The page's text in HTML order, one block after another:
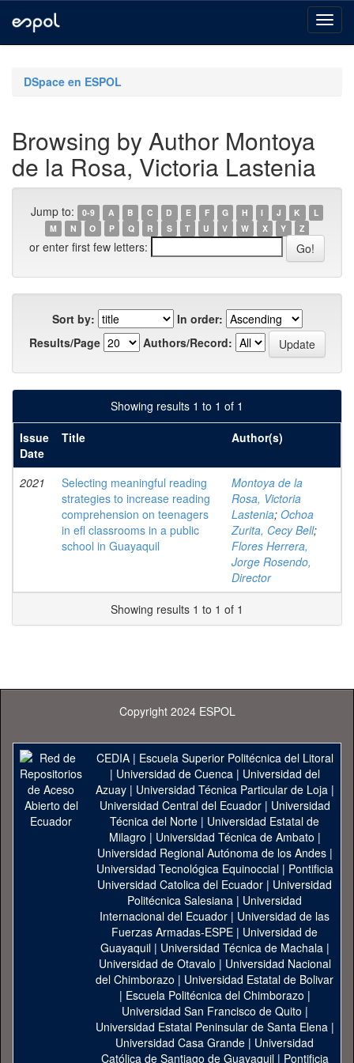
navigationDSpace en ESPOL
Browsing by Author Montoya
de la Rosa, Victoria Lastenia
Jump to: 0-9 A B C D E F G H I J K
L
M
N O P Q R S T U V W X Y Z
or enter first few letters:
Sort by:
In order:
Results/Page
Authors/Record:
Showing results 1 to 1 of 1
Issue
Date
Title Author(s)
2021
Selecting meaningful reading
strategies to increase reading
comprehension on teenagers
in efl classrooms in a public
school in Guayaquil
Montoya de la
Rosa, Victoria
Lastenia; Ochoa
Zurita, Cecy Bell;
Flores Herrera,
Jorge Rosendo,
Director
Showing results 1 to 1 of 1
Copyright 2024 ESPOL
CEDIA| Escuela Superior Politécnica del Litoral
| Universidad de Cuenca| Universidad del
Azuay| Universidad Técnica Particular de Loja|
Universidad Central del Ecuador| Universidad
Técnica del Norte | Universidad Estatal de
Milagro | Universidad Técnica de Ambato |
Universidad Regional Autónoma de los Andes|
Universidad Tecnológica Equinoccial| Pontificia
Universidad Catolica del Ecuador | Universidad
Politécnica Salesiana | Universidad
Internacional del Ecuador | Universidad de las
Fuerzas Armadas-ESPE | Universidad de
Guayaquil| Universidad Técnica de Machala|
Universidad de Otavalo | Universidad Nacional
del Chimborazo | Universidad Estatal de Bolivar
| Escuela Politécnica del Chimborazo |
Universidad San Francisco de Quito |
Universidad Estatal Peninsular de Santa Elena|
Universidad Casa Grande | Universidad
Católica de Santiago de Guayaquil| Pontificia